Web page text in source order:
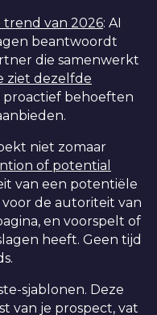
van 2026: AI
beantwoordt
die samenwerkt
ziet dezelfde
behoeften
niet zomaar
of potential
van een potentiële
de autoriteit van
en voorspelt of
heeft. Geen tijd
sjablonen. Deze
van je prospect, vat